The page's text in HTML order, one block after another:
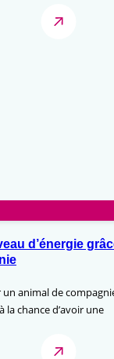
d’énergie
animal de
la chance d’avoir une